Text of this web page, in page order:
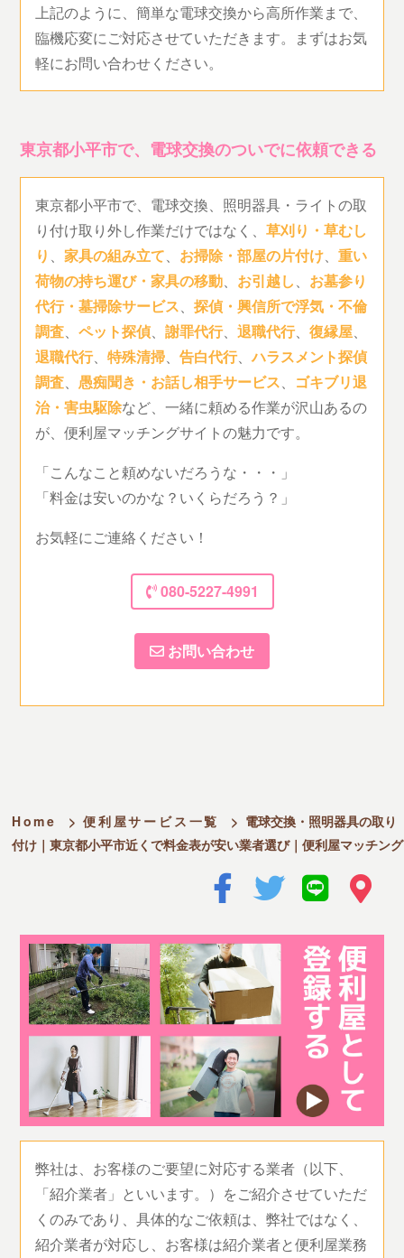
上記のように、簡単な電球交換から高所作業まで、
臨機応変にご対応させていただきます。まずはお気
軽にお問い合わせください。
東京都小平市で、電球交換のついでに依頼できる
東京都小平市で、電球交換、照明器具・ライトの取
り付け取り外し作業だけではなく、草刈り・草むし
り 、家具の組み立て、 お掃除・部屋の片付け、重い
荷物の持ち運び・家具の移動、 お引越し、 お墓参り
代行・墓掃除サービス、探偵・興信所で浮気・不倫
調査、ペット探偵、謝罪代行、退職代行、復縁屋、
退職代行、特殊清掃、告白代行、ハラスメント探偵
調査、愚痴聞き・お話し相手サービス、 ゴキブリ退
治・害虫駆除など、一緒に頼める作業が沢山あるの
が、便利屋マッチングサイトの魅力です。
「こんなこと頼めないだろうな・・・」
「料金は安いのかな？いくらだろう？」
お気軽にご連絡ください！
080-5227-4991
お問い合わせ
Home > 便利屋サービス一覧 > 電球交換・照明器具の取り
付け｜東京都小平市近くで料金表が安い業者選び｜便利屋マッチング
弊社は、お客様のご要望に対応する業者（以下、
「紹介業者」といいます。）をご紹介させていただ
くのみであり、具体的なご依頼は、弊社ではなく、
紹介業者が対応し、お客様は紹介業者と便利屋業務